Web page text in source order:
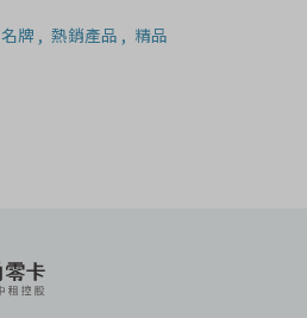
名牌 熱銷產品 精品